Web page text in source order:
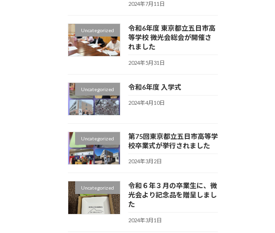
2024年7月11日
Uncategorized
令和6年度 東京都立五日市高
等学校 微光会総会が開催さ
れました
2024年5月31日
Uncategorized 令和6年度 入学式
2024年4月10日
Uncategorized
第75回東京都立五日市高等学
校卒業式が挙行されました
2024年3月2日
Uncategorized
令和６年３月の卒業生に、微
光会より記念品を贈呈しまし
た
2024年3月1日